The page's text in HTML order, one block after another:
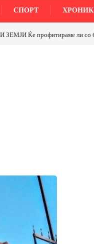
СПОРТ
профитираме ли со